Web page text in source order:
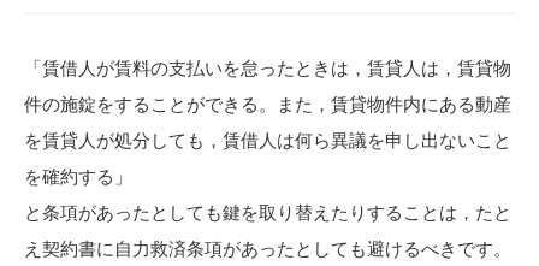
「賃借人が賃料の支払いを怠ったときは，賃貸人は，賃貸物
件の施錠をすることができる。また，賃貸物件内にある動産
を賃貸人が処分しても，賃借人は何ら異議を申し出ないこと
を確約する」
と条項があったとしても鍵を取り替えたりすることは，たと
え契約書に自力救済条項があったとしても避けるべきです。